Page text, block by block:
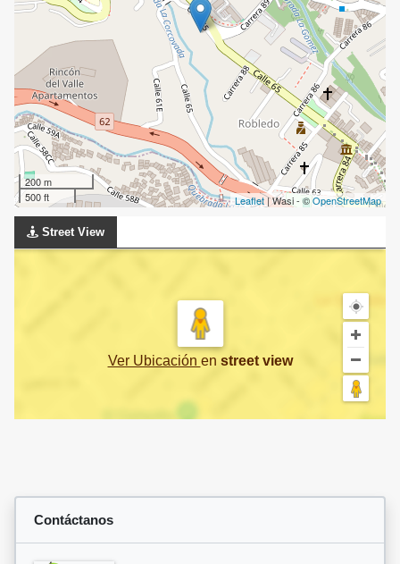
200 m
500 ft
Leaflet| Wasi - ©OpenStreetMap
Street View
Ver Ubicación en street view
Contáctanos